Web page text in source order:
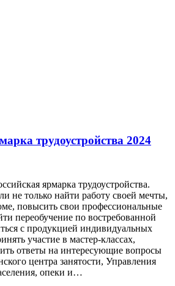
трудоустройства 2024
ярмарка трудоустройства.
не только найти работу своей мечты,
повысить свои профессиональные
переобучение по востребованной
с продукцией индивидуальных
участие в мастер-классах,
ответы на интересующие вопросы
центра занятости, Управления
опеки и…